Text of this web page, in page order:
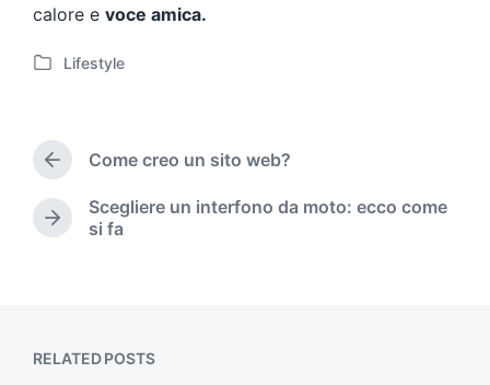
calore e voce amica.
P
e
i
n
Lifestyle
P
e
v
o
Come creo un sito web?
N
s
Scegliere un interfono da moto: ecco come
si fa
RELATED POSTS